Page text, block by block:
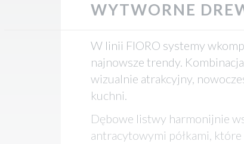
WYTWORNE
W linii FIORO systemy
najnowsze trendy.
wizualnie atrakcyjny,
kuchni.
Dębowe listwy harmonijnie
antracytowymi półkami,